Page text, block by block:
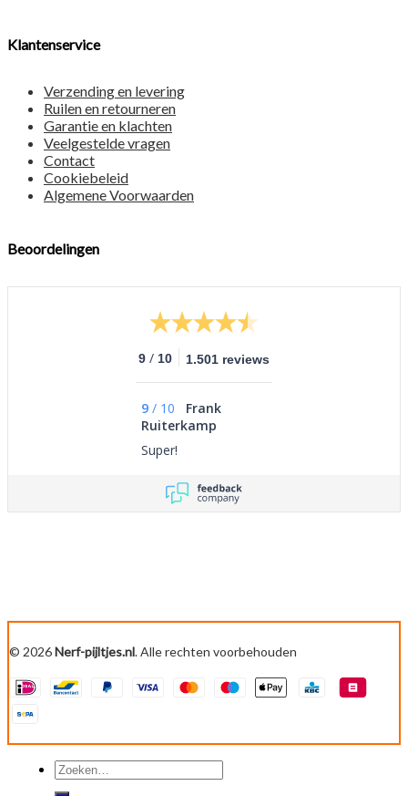
Klantenservice
Verzending en levering
Ruilen en retourneren
Garantie en klachten
Veelgestelde vragen
Contact
Cookiebeleid
Algemene Voorwaarden
Beoordelingen
9 / 10 1.501 reviews
9 / 10
Frank
Ruiterkamp
Super!
© 2026Nerf-pijltjes.nl. Alle rechten voorbehouden
Zoeken
naar: